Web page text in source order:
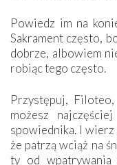
Powiedz im na
Sakrament często,
dobrze, albowiem
robiąc tego często.
Przystępuj,
możesz
spowiednika. I wierz
że patrzą wciąż na
ty od